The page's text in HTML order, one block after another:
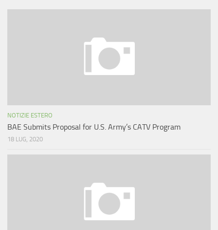
NOTIZIE ESTERO
BAE Submits Proposal for U.S. Army’s CATV Program
18 LUG, 2020